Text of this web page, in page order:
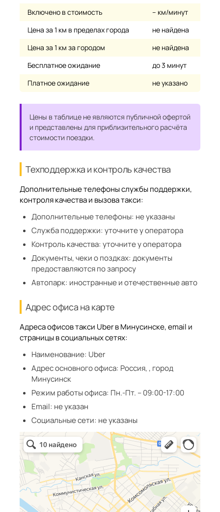
Включено в стоимость
– км/минут
Цена за 1 км в пределах города
не найдена
Цена за 1 км за городом
не найдена
Бесплатное ожидание
до 3 минут
Платное ожидание
не указано
Цены в таблице не являются публичной офертой
и представлены для приблизительного расчёта
стоимости поездки.
Техподдержка и контроль качества
Дополнительные телефоны службы поддержки,
контроля качества и вызова такси:
Дополнительные телефоны: не указаны
Служба поддержки: уточните у оператора
Контроль качества: уточните у оператора
Документы, чеки о поздках: документы
предоставляются по запросу
Автопарк: иностранные и отечественные авто
Адрес офиса на карте
Адреса офисов такси Uber в Минусинске, email и
страницы в социальных сетях:
Наименование: Uber
Адрес основного офиса: Россия, , город
Минусинск
Режим работы офиса: Пн.-Пт. – 09:00-17:00
Email: не указан
Социальные сети: не указаны